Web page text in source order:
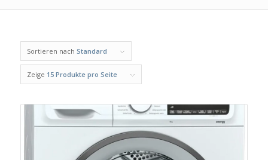
Sortieren nach Standard
Zeige 15 Produkte pro Seite